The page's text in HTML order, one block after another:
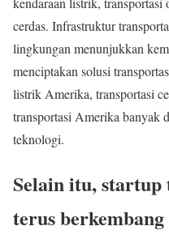
cerdas. Infrastruktur
lingkungan menunjukkan
menciptakan solusi
listrik Amerika, transportasi
transportasi Amerika banyak
teknologi.
Selain itu,
terus berkembang